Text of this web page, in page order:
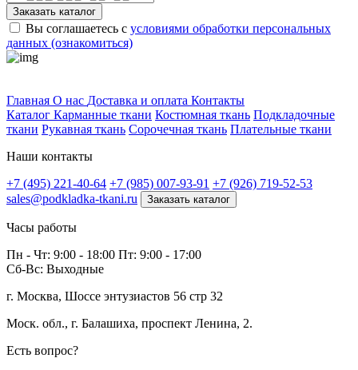
Заказать каталог
Вы соглашаетесь с условиями обработки персональных
данных (ознакомиться)
Главная О нас Доставка и оплата Контакты
Каталог Карманные ткани Костюмная ткань Подкладочные
ткани Рукавная ткань Сорочечная ткань Плательные ткани
Наши контакты
+7 (495) 221-40-64 +7 (985) 007-93-91 +7 (926) 719-52-53
sales@podkladka-tkani.ru
Заказать каталог
Часы работы
Пн - Чт: 9:00 - 18:00 Пт: 9:00 - 17:00
Сб-Вс: Выходные
г. Москва, Шоссе энтузиастов 56 стр 32
Моск. обл., г. Балашиха, проспект Ленина, 2.
Есть вопрос?